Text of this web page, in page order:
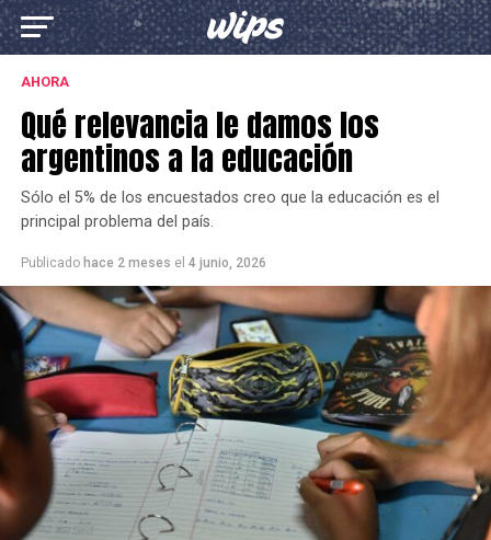
AHORA
Qué relevancia le damos los
argentinos a la educación
Sólo el 5% de los encuestados creo que la educación es el
principal problema del país.
Publicado hace 2 meses el 4 junio, 2026